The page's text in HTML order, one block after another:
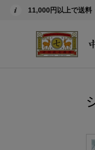
11,000円以上で送料